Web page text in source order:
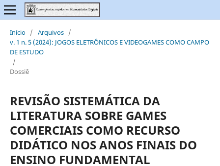
Início / Arquivos /
v. 1 n. 5 (2024): JOGOS ELETRÔNICOS E VIDEOGAMES COMO CAMPO
DE ESTUDO
/
Dossiê
REVISÃO SISTEMÁTICA DA
LITERATURA SOBRE GAMES
COMERCIAIS COMO RECURSO
DIDÁTICO NOS ANOS FINAIS DO
ENSINO FUNDAMENTAL